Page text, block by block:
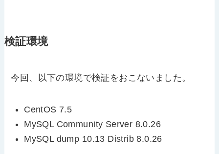
検証環境
今回、以下の環境で検証をおこないました。
CentOS 7.5
MySQL Community Server 8.0.26
MySQL dump 10.13 Distrib 8.0.26